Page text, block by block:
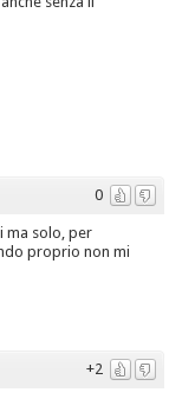
0
ma solo, per
proprio non mi
+2